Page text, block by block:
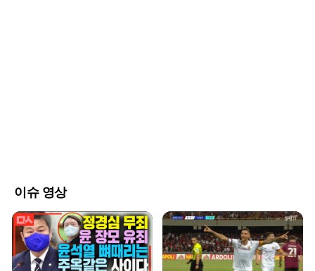
픈AI는 이를 단순한 스마트 스피커가 아닌 사용자의 취향을 완벽히 이
명령 수행에 그쳤다면, 이 기기는 능동적으로 사용자의 업무를 돕고
대화를 이어나가는 지능형 에이전트를 지향한다.제품 디자인은 과거
애플의 전성기를 이끌었던 조니 아이브가 맡아 화제를 모으고 있다.
오픈AI는 아이브가 설립한 디자인 스타트업을 인수하며 애플 출신의
이슈 영상